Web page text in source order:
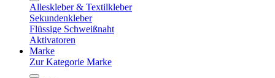
Alleskleber & Textilkleber
Sekundenkleber
Flüssige Schweißnaht
Aktivatoren
Marke
Zur Kategorie Marke